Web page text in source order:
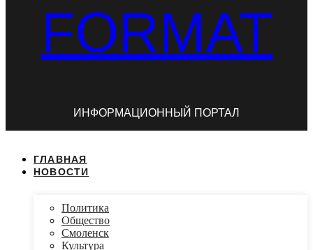
FORMAT
ИНФОРМАЦИОННЫЙ ПОРТАЛ
ГЛАВНАЯ
НОВОСТИ
Политика
Общество
Смоленск
Культура